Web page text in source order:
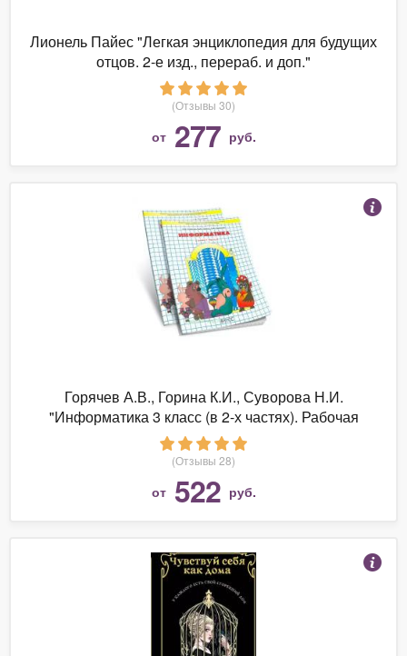
Лионель Пайес "Легкая энциклопедия для будущих
отцов. 2-е изд., перераб. и доп."
(Отзывы 30)
от 277 руб.
Горячев А.В., Горина К.И., Суворова Н.И.
"Информатика 3 класс (в 2-х частях). Рабочая
тетрадь"
(Отзывы 28)
от 522 руб.